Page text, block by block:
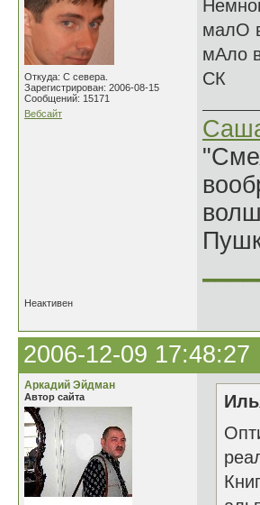
Откуда: С севера.
Зарегистрирован: 2006-08-15
Сообщений: 15171
Вебсайт
малО
мАло
СК
Неактивен
2006-12-09 17:48:27
Аркадий Эйдман
Автор сайта